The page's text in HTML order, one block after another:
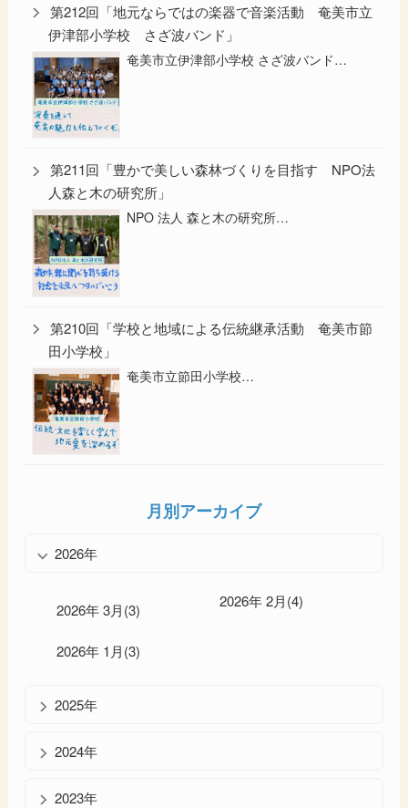
第212回「地元ならではの楽器で音楽活動 奄美市立
伊津部小学校 さざ波バンド」
奄美市立伊津部小学校 さざ波バンド…
第211回「豊かで美しい森林づくりを目指す NPO法
人森と木の研究所」
NPO 法人 森と木の研究所…
第210回「学校と地域による伝統継承活動 奄美市節
田小学校」
奄美市立節田小学校…
月別アーカイブ
2026年
2026年 3月(3) 2026年 2月(4)
2026年 1月(3)
2025年
2024年
2023年